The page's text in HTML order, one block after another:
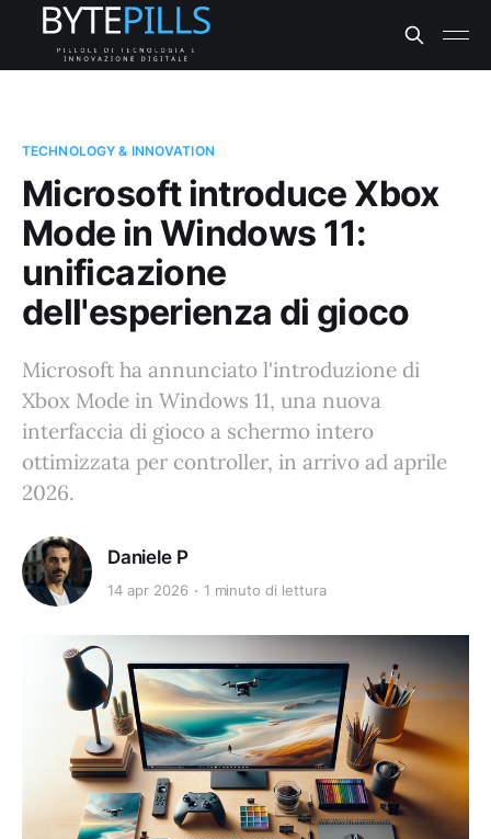
TECHNOLOGY & INNOVATION
Microsoft introduce Xbox
Mode in Windows 11:
unificazione
dell'esperienza di gioco
Microsoft ha annunciato l'introduzione di
Xbox Mode in Windows 11, una nuova
interfaccia di gioco a schermo intero
ottimizzata per controller, in arrivo ad aprile
2026.
Daniele P
14 apr 2026 1 minuto di lettura